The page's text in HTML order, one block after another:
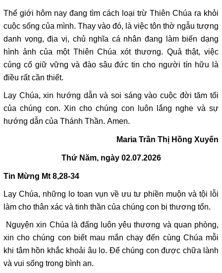
Thế giới hôm nay đang tìm cách loại trừ Thiên Chúa ra khỏi
cuộc sống của mình. Thay vào đó, là việc tôn thờ ngẫu tượng
danh vọng, địa vị, chủ nghĩa cá nhân đang làm biến dạng
hình ảnh của một Thiên Chúa xót thương. Quả thật, việc
củng cố giữ vững và đào sâu đức tin cho người tín hữu là
điều rất cần thiết.
Lạy Chúa, xin hướng dẫn và soi sáng vào cuộc đời tăm tối
của chúng con. Xin cho chúng con luôn lắng nghe và sự
hướng dẫn của Thánh Thần. Amen.
Maria Trần Thị Hồng Xuyến
Thứ Năm, ngày 02.07.2026
Tin Mừng Mt 8,28-34
Lạy Chúa, những lo toan vụn về ưu tư phiền muộn và tội lỗi
làm cho thân xác và tinh thần của chúng con bị thương tổn.
Nguyện xin Chúa là đấng luôn yêu thương và quan phòng,
xin cho chúng con biết mau mắn chạy đến cùng Chúa mỗi
khi tâm hồn khắc khoải âu lo. Để chúng con được chữa lành
và vui sống trong bình an.